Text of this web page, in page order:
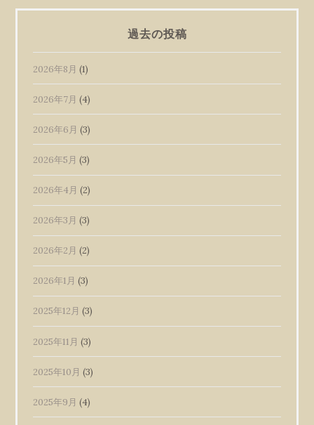
過去の投稿
2026年8月 (1)
2026年7月 (4)
2026年6月 (3)
2026年5月 (3)
2026年4月 (2)
2026年3月 (3)
2026年2月 (2)
2026年1月 (3)
2025年12月 (3)
2025年11月 (3)
2025年10月 (3)
2025年9月 (4)